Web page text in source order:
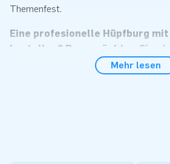
Themenfest.
Eine profesionelle Hüpfburg
bestellen? Dann möchten Sie
Mehr lesen